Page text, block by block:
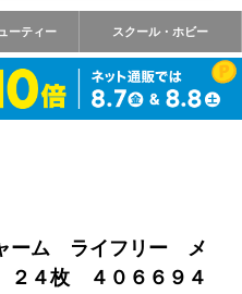
ーティー スクール・ホビー
ャーム ライフリー メ
４枚 ４０６６９４